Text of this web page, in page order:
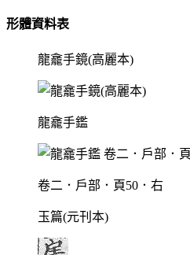
形體資料表
龍龕手鏡(高麗本)
龍龕手鑑
卷二．戶部．頁50．右
玉篇(元刊本)